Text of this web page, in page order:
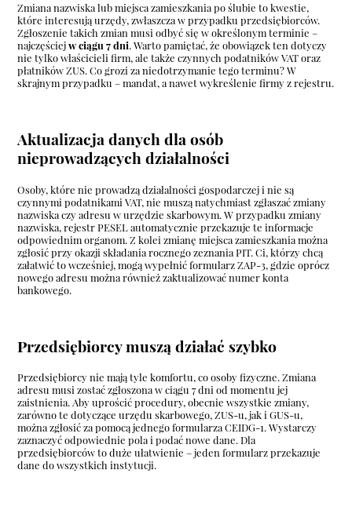
Zmiana nazwiska lub miejsca zamieszkania po ślubie to kwestie,
które interesują urzędy, zwłaszcza w przypadku przedsiębiorców.
Zgłoszenie takich zmian musi odbyć się w określonym terminie –
najczęściejw ciągu 7 dni. Warto pamiętać, że obowiązek ten dotyczy
nie tylko właścicieli firm, ale także czynnych podatników VAT oraz
płatników ZUS. Co grozi za niedotrzymanie tego terminu? W
skrajnym przypadku – mandat, a nawet wykreślenie firmy z rejestru.
Aktualizacja danych dla osób
nieprowadzących działalności
Osoby, które nie prowadzą działalności gospodarczej i nie są
czynnymi podatnikami VAT, nie muszą natychmiast zgłaszać zmiany
nazwiska czy adresu w urzędzie skarbowym. W przypadku zmiany
nazwiska, rejestr PESEL automatycznie przekazuje te informacje
odpowiednim organom. Z kolei zmianę miejsca zamieszkania można
zgłosić przy okazji składania rocznego zeznania PIT. Ci, którzy chcą
załatwić to wcześniej, mogą wypełnić formularz ZAP-3, gdzie oprócz
nowego adresu można również zaktualizować numer konta
bankowego.
Przedsiębiorcy muszą działać szybko
Przedsiębiorcy nie mają tyle komfortu, co osoby fizyczne. Zmiana
adresu musi zostać zgłoszona w ciągu 7 dni od momentu jej
zaistnienia. Aby uprościć procedury, obecnie wszystkie zmiany,
zarówno te dotyczące urzędu skarbowego, ZUS-u, jak i GUS-u,
można zgłosić za pomocą jednego formularza CEIDG-1. Wystarczy
zaznaczyć odpowiednie pola i podać nowe dane. Dla
przedsiębiorców to duże ułatwienie – jeden formularz przekazuje
dane do wszystkich instytucji.